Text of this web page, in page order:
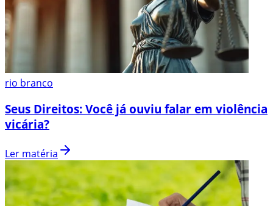
rio branco
Seus Direitos: Você já ouviu falar em violência
vicária?
Ler matéria